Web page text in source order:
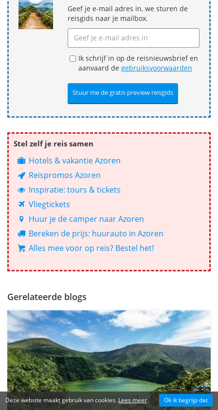
Geef je e-mail adres in, we sturen de
reisgids naar je mailbox.
Ik schrijf in op de reisnieuwsbrief en
aanvaard de gebruiksvoorwaarden
Stel zelf je reis samen
Hotels & vakantie Azoren
Reispromos Azoren
Inspiratie: tours & tickets
Vliegtickets
Huur je de camper naar Azoren
Bereken de prijs: huurauto in Azoren
Alles mee voor op reis? Bestel het!
Gerelateerde blogs
Deze website maakt gebruik van cookies. Lees meer Ok ik begrijp dat